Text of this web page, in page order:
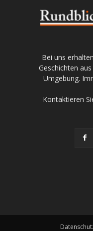
Bei uns
Geschichten
Umgebung.
Kontaktieren